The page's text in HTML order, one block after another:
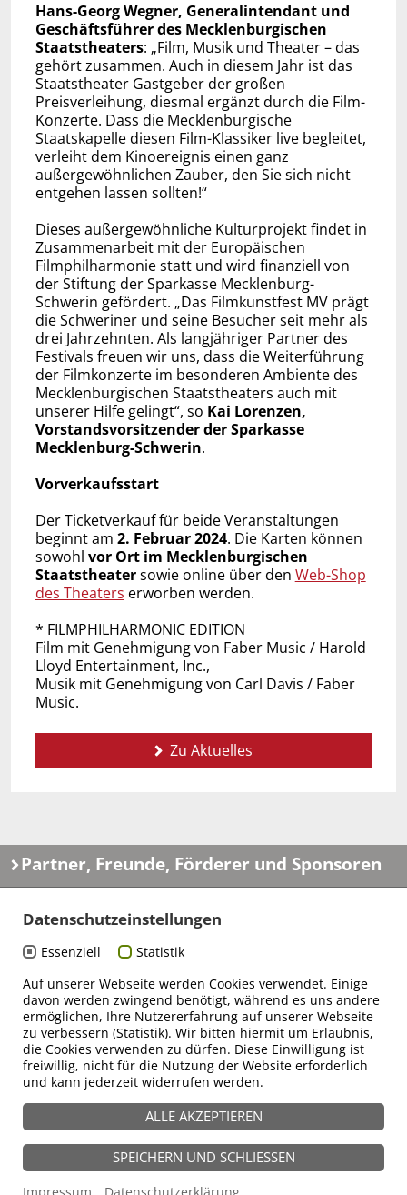
Hans-Georg Wegner, Generalintendant und
Geschäftsführer des Mecklenburgischen
Staatstheaters: „Film, Musik und Theater – das
gehört zusammen. Auch in diesem Jahr ist das
Staatstheater Gastgeber der großen
Preisverleihung, diesmal ergänzt durch die Film-
Konzerte. Dass die Mecklenburgische
Staatskapelle diesen Film-Klassiker live begleitet,
verleiht dem Kinoereignis einen ganz
außergewöhnlichen Zauber, den Sie sich nicht
entgehen lassen sollten!“
Dieses außergewöhnliche Kulturprojekt findet in
Zusammenarbeit mit der Europäischen
Filmphilharmonie statt und wird finanziell von
der Stiftung der Sparkasse Mecklenburg-
Schwerin gefördert. „Das Filmkunstfest MV prägt
die Schweriner und seine Besucher seit mehr als
drei Jahrzehnten. Als langjähriger Partner des
Festivals freuen wir uns, dass die Weiterführung
der Filmkonzerte im besonderen Ambiente des
Mecklenburgischen Staatstheaters auch mit
unserer Hilfe gelingt“, so Kai Lorenzen,
Vorstandsvorsitzender der Sparkasse
Mecklenburg-Schwerin.
Vorverkaufsstart
Der Ticketverkauf für beide Veranstaltungen
beginnt am 2. Februar 2024. Die Karten können
sowohl vor Ort im Mecklenburgischen
Staatstheatersowie online über den Web-Shop
des Theaters erworben werden.
* FILMPHILHARMONIC EDITION
Film mit Genehmigung von Faber Music / Harold
Lloyd Entertainment, Inc.,
Musik mit Genehmigung von Carl Davis / Faber
Music.
Zu Aktuelles
Partner, Freunde, Förderer und Sponsoren
Newsletter Kontakt Jobs Datenschutz Impressum
Datenschutzeinstellungen
Essenziell
Statistik
Auf unserer Webseite werden Cookies verwendet. Einige
davon werden zwingend benötigt, während es uns andere
ermöglichen, Ihre Nutzererfahrung auf unserer Webseite
zu verbessern (Statistik). Wir bitten hiermit um Erlaubnis,
die Cookies verwenden zu dürfen. Diese Einwilligung ist
freiwillig, nicht für die Nutzung der Website erforderlich
und kann jederzeit widerrufen werden.
ALLE AKZEPTIEREN
SPEICHERN UND SCHLIESSEN